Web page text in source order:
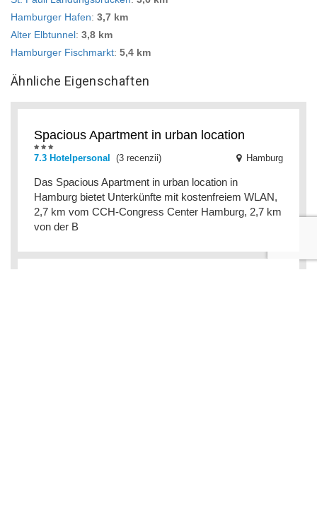
Hamburger Hafen: 3,7 km
Alter Elbtunnel: 3,8 km
Hamburger Fischmarkt: 5,4 km
Ähnliche Eigenschaften
Spacious Apartment in urban location
7.3 Hotelpersonal (3 recenzii) Hamburg
Das Spacious Apartment in urban location in
Hamburg bietet Unterkünfte mit kostenfreiem WLAN,
2,7 km vom CCH-Congress Center Hamburg, 2,7 km
von der B